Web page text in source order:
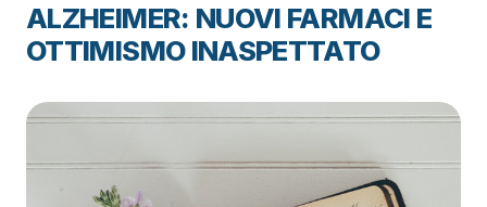
ALZHEIMER: NUOVI FARMACI E
OTTIMISMO INASPETTATO